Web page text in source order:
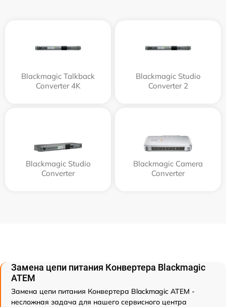
Blackmagic Talkback
Converter 4K
Blackmagic Studio
Converter 2
Blackmagic Studio
Converter
Blackmagic Camera
Converter
Замена цепи питания Конвертера Blackmagic
ATEM
Замена цепи питания Конвертера Blackmagic ATEM -
несложная задача для нашего сервисного центра